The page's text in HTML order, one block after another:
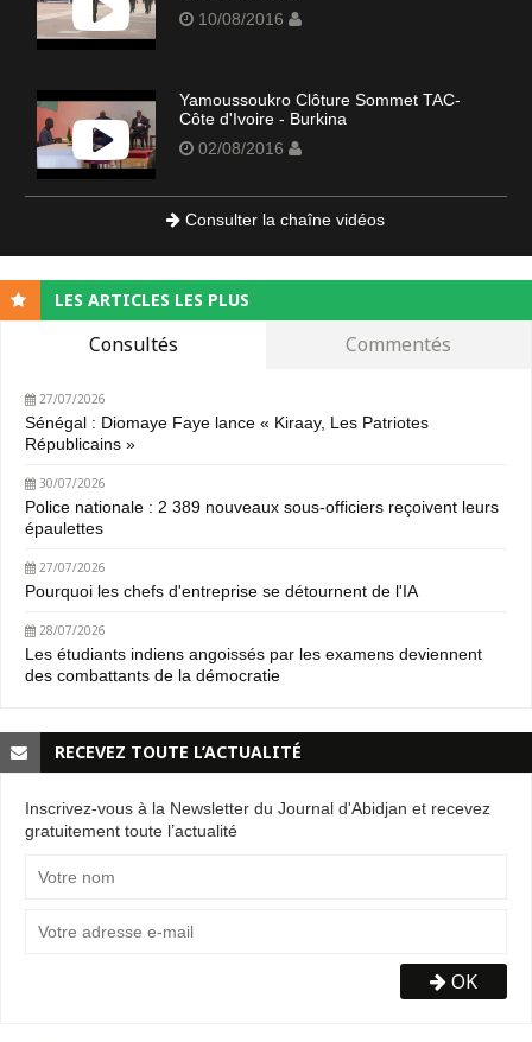
10/08/2016
Yamoussoukro Clôture Sommet TAC-
Côte d'Ivoire - Burkina
02/08/2016
Consulter la chaîne vidéos
LES ARTICLES LES PLUS
Consultés Commentés
27/07/2026
Sénégal : Diomaye Faye lance « Kiraay, Les Patriotes
Républicains »
30/07/2026
Police nationale : 2 389 nouveaux sous-officiers reçoivent leurs
épaulettes
27/07/2026
Pourquoi les chefs d'entreprise se détournent de l'IA
28/07/2026
Les étudiants indiens angoissés par les examens deviennent
des combattants de la démocratie
RECEVEZ TOUTE L’ACTUALITÉ
Inscrivez-vous à la Newsletter du Journal d'Abidjan et recevez
gratuitement toute l’actualité
OK